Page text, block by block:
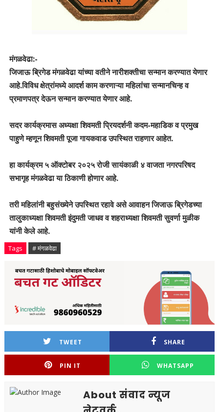
मंगळवेढा:-
जिजाऊ ब्रिगेड मंगळवेढा यांच्या वतीने नारीशक्तीचा सन्मान करण्यात येणार
आहे.विविध क्षेत्रांमध्ये आदर्श काम करणाऱ्या महिलांचा सन्मानचिन्ह व
प्रमाणपत्र देऊन सन्मान करण्यात येणार आहे.
सदर कार्यक्रमास अध्यक्षा शिवमती प्रियदर्शनी कदम-महाडिक व प्रमुख
पाहुणे म्हणून शिवमती पूजा गायकवाड उपस्थित राहणार आहेत.
हा कार्यक्रम ५ ऑक्टोबर २०२५ रोजी सायंकाळी ४ वाजता नगरपरिषद
सभागृह मंगळवेढा या ठिकाणी होणार आहे.
तरी महिलांनी बहुसंख्येने उपस्थित रहावे असे आवाहन जिजाऊ ब्रिगेडच्या
तालुकाध्यक्षा शिवमती इंदुमती जाधव व शहराध्यक्षा शिवमती सुवर्णा मुळीक
यांनी केले आहे.
Tags # मंगळवेढा
TWEET SHARE
PIN IT WHATSAPP
About संवाद न्यूज